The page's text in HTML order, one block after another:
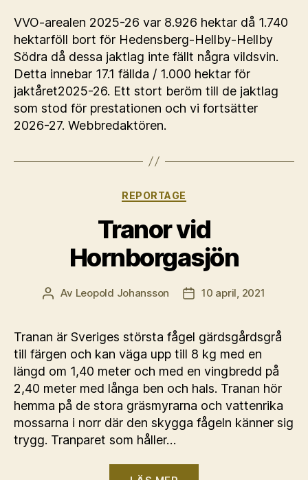
VVO-arealen 2025-26 var 8.926 hektar då 1.740
hektarföll bort för Hedensberg-Hellby-Hellby
Södra då dessa jaktlag inte fällt några vildsvin.
Detta innebar 17.1 fällda / 1.000 hektar för
jaktåret2025-26. Ett stort beröm till de jaktlag
som stod för prestationen och vi fortsätter
2026-27. Webbredaktören.
Kategorier
REPORTAGE
Tranor vid
Hornborgasjön
Inläggsförfattare
Av Leopold Johansson Inläggsdatum
10 april, 2021
Tranan är Sveriges största fågel gärdsgårdsgrå
till färgen och kan väga upp till 8 kg med en
längd om 1,40 meter och med en vingbredd på
2,40 meter med långa ben och hals. Tranan hör
hemma på de stora gräsmyrarna och vattenrika
mossarna i norr där den skygga fågeln känner sig
trygg. Tranparet som håller…